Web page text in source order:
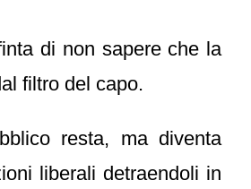
di non sapere che la
filtro del capo.
resta, ma diventa
liberali detraendoli in